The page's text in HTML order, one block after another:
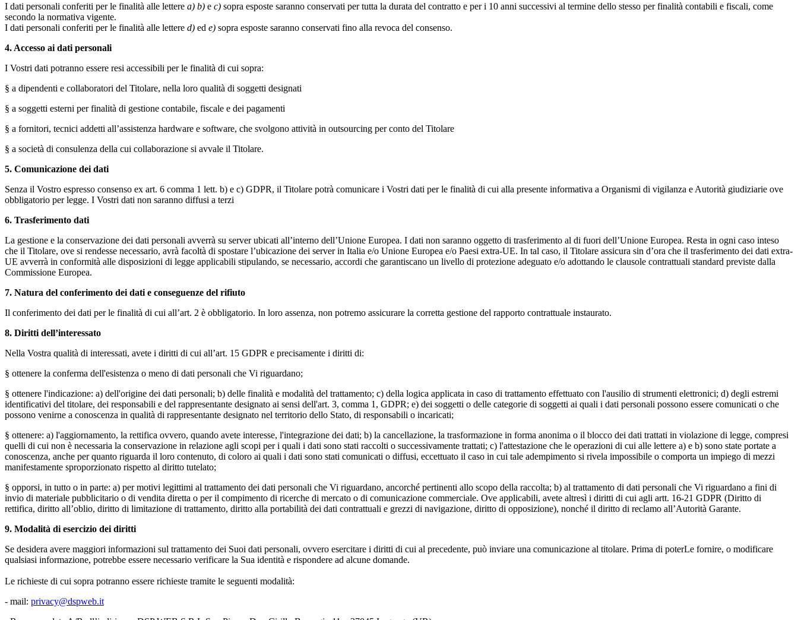
I dati personali conferiti per le finalità alle lettere a) b) e c) sopra esposte saranno conservati per tutta la durata del contratto e per i 10 anni successivi al termine dello stesso per finalità contabili e fiscali, come
secondo la normativa vigente.
I dati personali conferiti per le finalità alle lettere d) ed e) sopra esposte saranno conservati fino alla revoca del consenso.
4. Accesso ai dati personali
I Vostri dati potranno essere resi accessibili per le finalità di cui sopra:
§ a dipendenti e collaboratori del Titolare, nella loro qualità di soggetti designati
§ a soggetti esterni per finalità di gestione contabile, fiscale e dei pagamenti
§ a fornitori, tecnici addetti all’assistenza hardware e software, che svolgono attività in outsourcing per conto del Titolare
§ a società di consulenza della cui collaborazione si avvale il Titolare.
5. Comunicazione dei dati
Senza il Vostro espresso consenso ex art. 6 comma 1 lett. b) e c) GDPR, il Titolare potrà comunicare i Vostri dati per le finalità di cui alla presente informativa a Organismi di vigilanza e Autorità giudiziarie ove
obbligatorio per legge. I Vostri dati non saranno diffusi a terzi
6. Trasferimento dati
La gestione e la conservazione dei dati personali avverrà su server ubicati all’interno dell’Unione Europea. I dati non saranno oggetto di trasferimento al di fuori dell’Unione Europea. Resta in ogni caso inteso
che il Titolare, ove si rendesse necessario, avrà facoltà di spostare l’ubicazione dei server in Italia e/o Unione Europea e/o Paesi extra-UE. In tal caso, il Titolare assicura sin d’ora che il trasferimento dei dati extra-
UE avverrà in conformità alle disposizioni di legge applicabili stipulando, se necessario, accordi che garantiscano un livello di protezione adeguato e/o adottando le clausole contrattuali standard previste dalla
Commissione Europea.
7. Natura del conferimento dei dati e conseguenze del rifiuto
Il conferimento dei dati per le finalità di cui all’art. 2 è obbligatorio. In loro assenza, non potremo assicurare la corretta gestione del rapporto contrattuale instaurato.
8. Diritti dell’interessato
Nella Vostra qualità di interessati, avete i diritti di cui all’art. 15 GDPR e precisamente i diritti di:
§ ottenere la conferma dell'esistenza o meno di dati personali che Vi riguardano;
§ ottenere l'indicazione: a) dell'origine dei dati personali; b) delle finalità e modalità del trattamento; c) della logica applicata in caso di trattamento effettuato con l'ausilio di strumenti elettronici; d) degli estremi
identificativi del titolare, dei responsabili e del rappresentante designato ai sensi dell'art. 3, comma 1, GDPR; e) dei soggetti o delle categorie di soggetti ai quali i dati personali possono essere comunicati o che
possono venirne a conoscenza in qualità di rappresentante designato nel territorio dello Stato, di responsabili o incaricati;
§ ottenere: a) l'aggiornamento, la rettifica ovvero, quando avete interesse, l'integrazione dei dati; b) la cancellazione, la trasformazione in forma anonima o il blocco dei dati trattati in violazione di legge, compresi
quelli di cui non è necessaria la conservazione in relazione agli scopi per i quali i dati sono stati raccolti o successivamente trattati; c) l'attestazione che le operazioni di cui alle lettere a) e b) sono state portate a
conoscenza, anche per quanto riguarda il loro contenuto, di coloro ai quali i dati sono stati comunicati o diffusi, eccettuato il caso in cui tale adempimento si rivela impossibile o comporta un impiego di mezzi
manifestamente sproporzionato rispetto al diritto tutelato;
§ opporsi, in tutto o in parte: a) per motivi legittimi al trattamento dei dati personali che Vi riguardano, ancorché pertinenti allo scopo della raccolta; b) al trattamento di dati personali che Vi riguardano a fini di
invio di materiale pubblicitario o di vendita diretta o per il compimento di ricerche di mercato o di comunicazione commerciale. Ove applicabili, avete altresì i diritti di cui agli artt. 16-21 GDPR (Diritto di
rettifica, diritto all’oblio, diritto di limitazione di trattamento, diritto alla portabilità dei dati contrattuali e grezzi di navigazione, diritto di opposizione), nonché il diritto di reclamo all’Autorità Garante.
9. Modalità di esercizio dei diritti
Se desidera avere maggiori informazioni sul trattamento dei Suoi dati personali, ovvero esercitare i diritti di cui al precedente, può inviare una comunicazione al titolare. Prima di poterLe fornire, o modificare
qualsiasi informazione, potrebbe essere necessario verificare la Sua identità e rispondere ad alcune domande.
Le richieste di cui sopra potranno essere richieste tramite le seguenti modalità:
- mail: privacy@dspweb.it